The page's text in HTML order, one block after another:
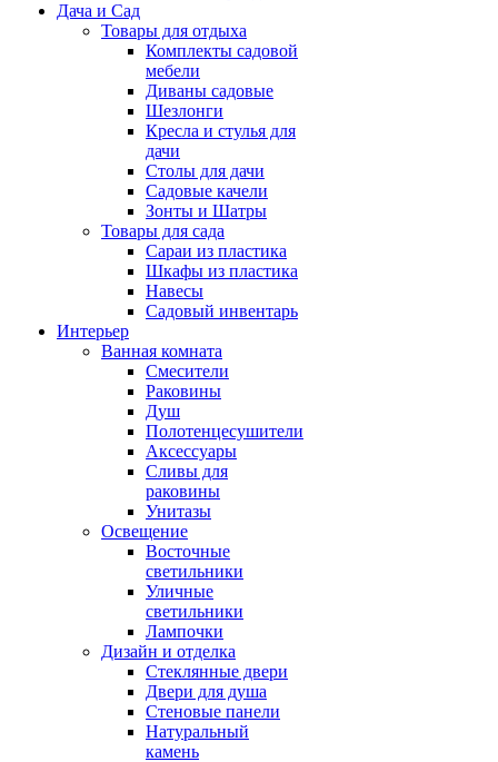
Дача и Сад
Товары для отдыха
Комплекты садовой
мебели
Диваны садовые
Шезлонги
Кресла и стулья для
дачи
Столы для дачи
Садовые качели
Зонты и Шатры
Товары для сада
Сараи из пластика
Шкафы из пластика
Навесы
Садовый инвентарь
Интерьер
Ванная комната
Смесители
Раковины
Душ
Полотенцесушители
Аксессуары
Сливы для
раковины
Унитазы
Освещение
Восточные
светильники
Уличные
светильники
Лампочки
Дизайн и отделка
Стеклянные двери
Двери для душа
Стеновые панели
Натуральный
камень